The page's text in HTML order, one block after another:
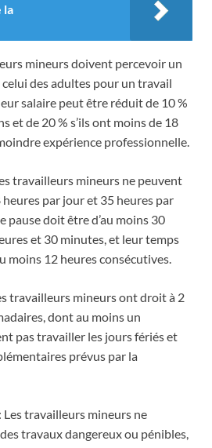
la
mineurs doivent percevoir un
celui des adultes pour un travail
salaire peut être réduit de 10 %
et de 20 % s’ils ont moins de 18
expérience professionnelle.
travailleurs mineurs ne peuvent
par jour et 35 heures par
pause doit être d’au moins 30
et 30 minutes, et leur temps
moins 12 heures consécutives.
travailleurs mineurs ont droit à 2
dont au moins un
pas travailler les jours fériés et
prévus par la
: Les travailleurs mineurs ne
travaux dangereux ou pénibles,